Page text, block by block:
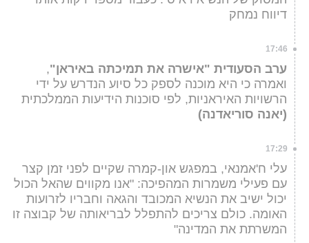
דיווח נמחק
17:46
ערב הסעודית "אישרה את תמיכתה באיראן",
ואמרה כי היא מוכנה לספק כל סיוע הנדרש על ידי
הרשויות האיראניות, לפי סוכנות הידיעות הממלכתית
(יאנה סוריאדנה)
17:29
עלי ח'אמנאי, במפגש און-קמרה שקיים לפני זמן קצר
עם פעילי משמרות המהפיכה: "אנו מקווים שהאל הכול
יכול ישיב את הנשיא המכובד והגאה וחבריו לזרועות
האומה. כולם צריכים להתפלל לבריאותה של קבוצה זו
המשרתת את המדינה"